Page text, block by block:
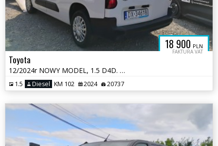
18 900 PLN
FAKTURA VAT
Toyota
12/2024r NOWY MODEL, 1.5 D4D. LONG. Uszkodzony przód. Pali. VAT 23%
1.5 Diesel KM 102 2024 20737